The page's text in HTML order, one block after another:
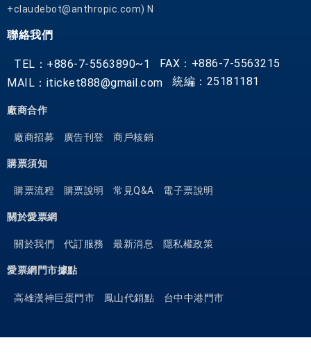
+claudebot@anthropic.com) N
聯絡我們
TEL：+886-7-5563890~1
FAX：+886-7-5563215
MAIL：iticket888@gmail.com
統編：25181181
廠商合作
廠商招募 廣告刊登 商戶核銷
購票須知
購票流程 購票說明 常見Q&A 電子票說明
關於愛票網
關於我們 代訂服務 最新消息 隱私權政策
愛票網門市據點
高雄漢神巨蛋門市 鳳山代銷點 台中中港門市